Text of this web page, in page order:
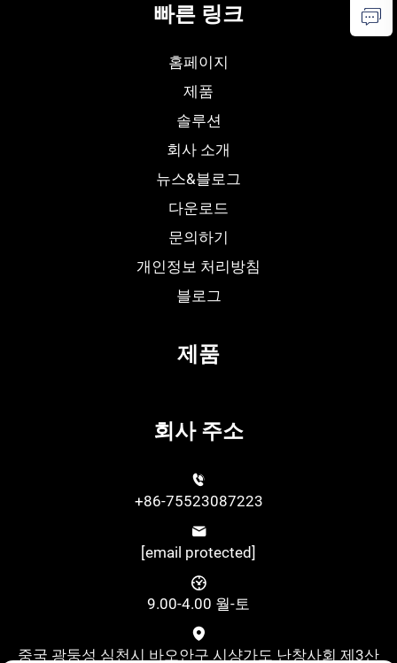
빠른 링크
홈페이지
제품
솔루션
회사 소개
뉴스&블로그
다운로드
문의하기
개인정보 처리방침
블로그
제품
회사 주소
+86-75523087223
[email protected]
9.00-4.00 월-토
중국 광둥성 심천시 바오안구 시샹가도 난창사회 제3산